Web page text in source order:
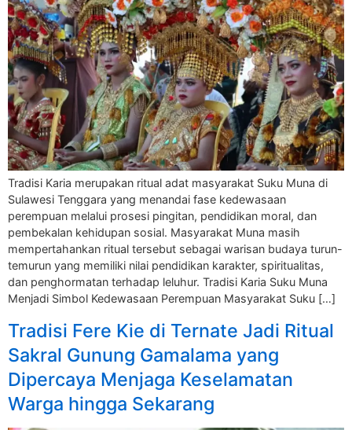
Tradisi Karia merupakan ritual adat masyarakat Suku Muna di
Sulawesi Tenggara yang menandai fase kedewasaan
perempuan melalui prosesi pingitan, pendidikan moral, dan
pembekalan kehidupan sosial. Masyarakat Muna masih
mempertahankan ritual tersebut sebagai warisan budaya turun-
temurun yang memiliki nilai pendidikan karakter, spiritualitas,
dan penghormatan terhadap leluhur. Tradisi Karia Suku Muna
Menjadi Simbol Kedewasaan Perempuan Masyarakat Suku […]
Tradisi Fere Kie di Ternate Jadi Ritual
Sakral Gunung Gamalama yang
Dipercaya Menjaga Keselamatan
Warga hingga Sekarang